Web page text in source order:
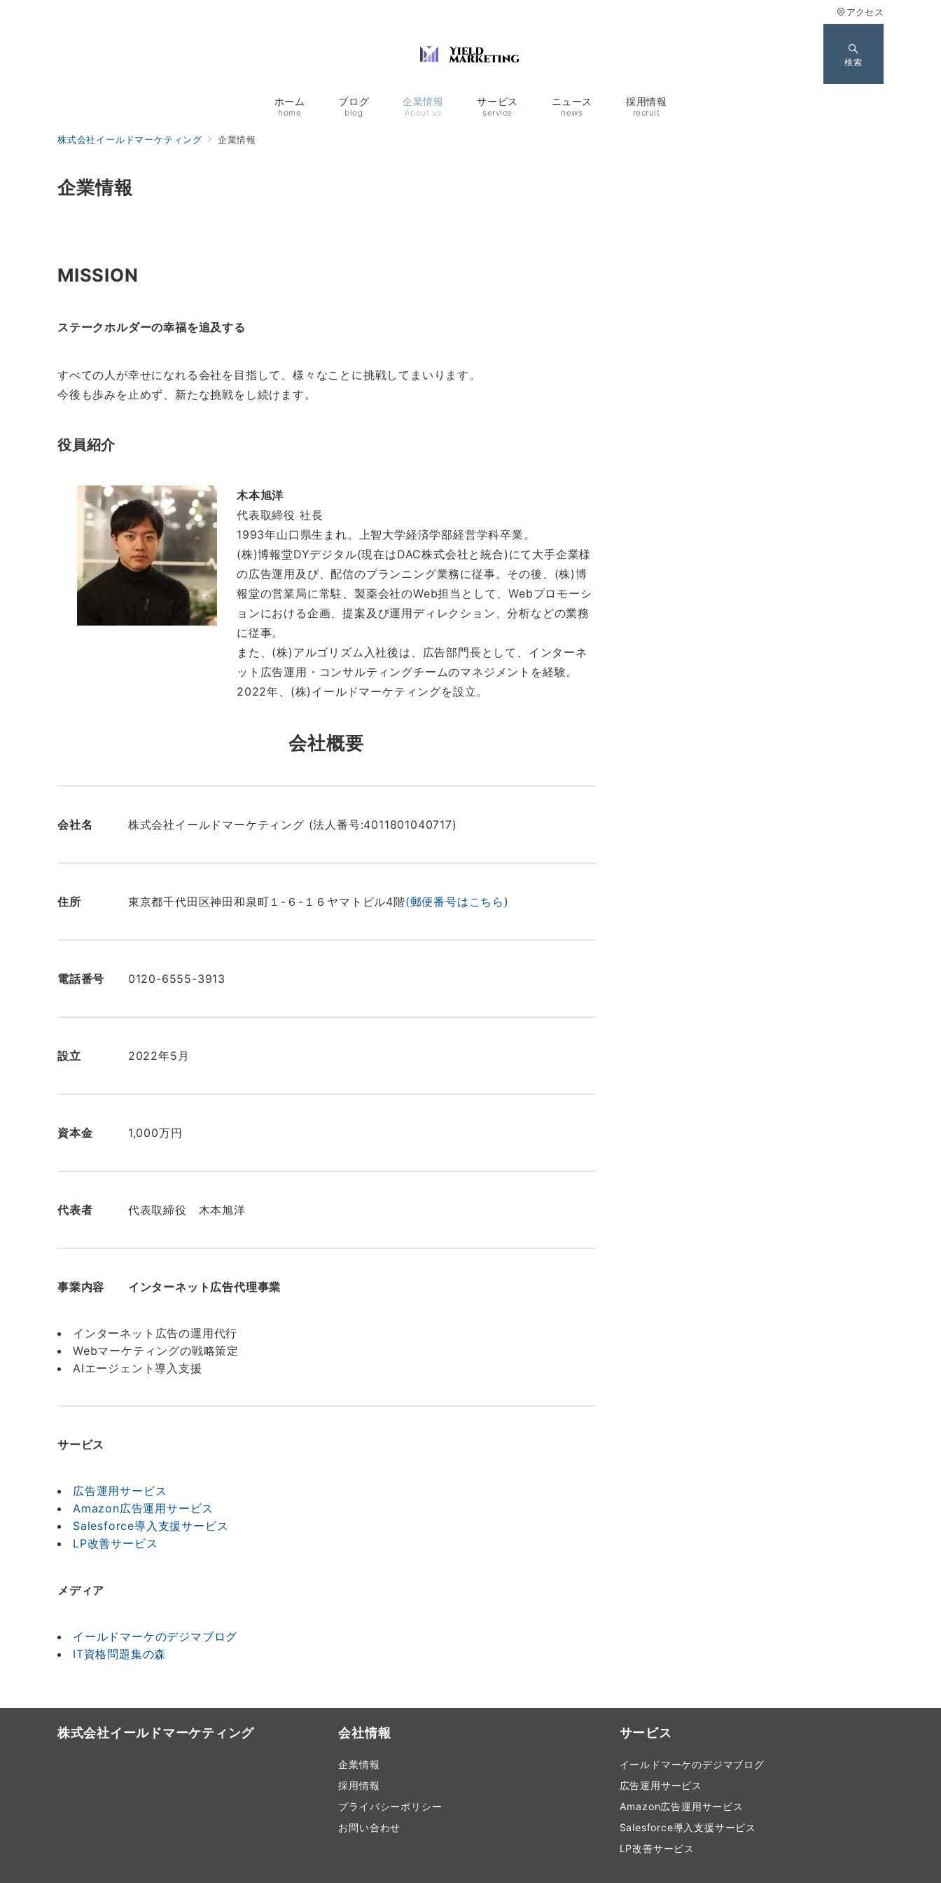
アクセス
検索
ホーム
home
ブログ
blog
企業情報
About us
サービス
service
ニュース
news
採用情報
recruit
株式会社イールドマーケティング 企業情報
企業情報
MISSION
ステークホルダーの幸福を追及する
すべての人が幸せになれる会社を目指して、様々なことに挑戦してまいります。
今後も歩みを止めず、新たな挑戦をし続けます。
役員紹介
木本旭洋
代表取締役 社長
1993年山口県生まれ。上智大学経済学部経営学科卒業。
(株)博報堂DYデジタル(現在はDAC株式会社と統合)にて大手企業様
の広告運用及び、配信のプランニング業務に従事。その後、(株)博
報堂の営業局に常駐、製薬会社のWeb担当として、Webプロモーシ
ョンにおける企画、提案及び運用ディレクション、分析などの業務
に従事。
また、(株)アルゴリズム入社後は、広告部門長として、インターネ
ット広告運用・コンサルティングチームのマネジメントを経験。
2022年、(株)イールドマーケティングを設立。
会社概要
会社名 株式会社イールドマーケティング (法人番号:4011801040717)
住所 東京都千代田区神田和泉町１-６-１６ヤマトビル4階(郵便番号はこちら )
電話番号 0120-6555-3913
設立 2022年5月
資本金 1,000万円
代表者 代表取締役 木本旭洋
事業内容 インターネット広告代理事業
インターネット広告の運用代行
Webマーケティングの戦略策定
AIエージェント導入支援
サービス
広告運用サービス
Amazon広告運用サービス
Salesforce導入支援サービス
LP改善サービス
メディア
イールドマーケのデジマブログ
IT資格問題集の森
株式会社イールドマーケティング 会社情報
企業情報
採用情報
プライバシーポリシー
お問い合わせ
サービス
イールドマーケのデジマブログ
広告運用サービス
Amazon広告運用サービス
Salesforce導入支援サービス
LP改善サービス